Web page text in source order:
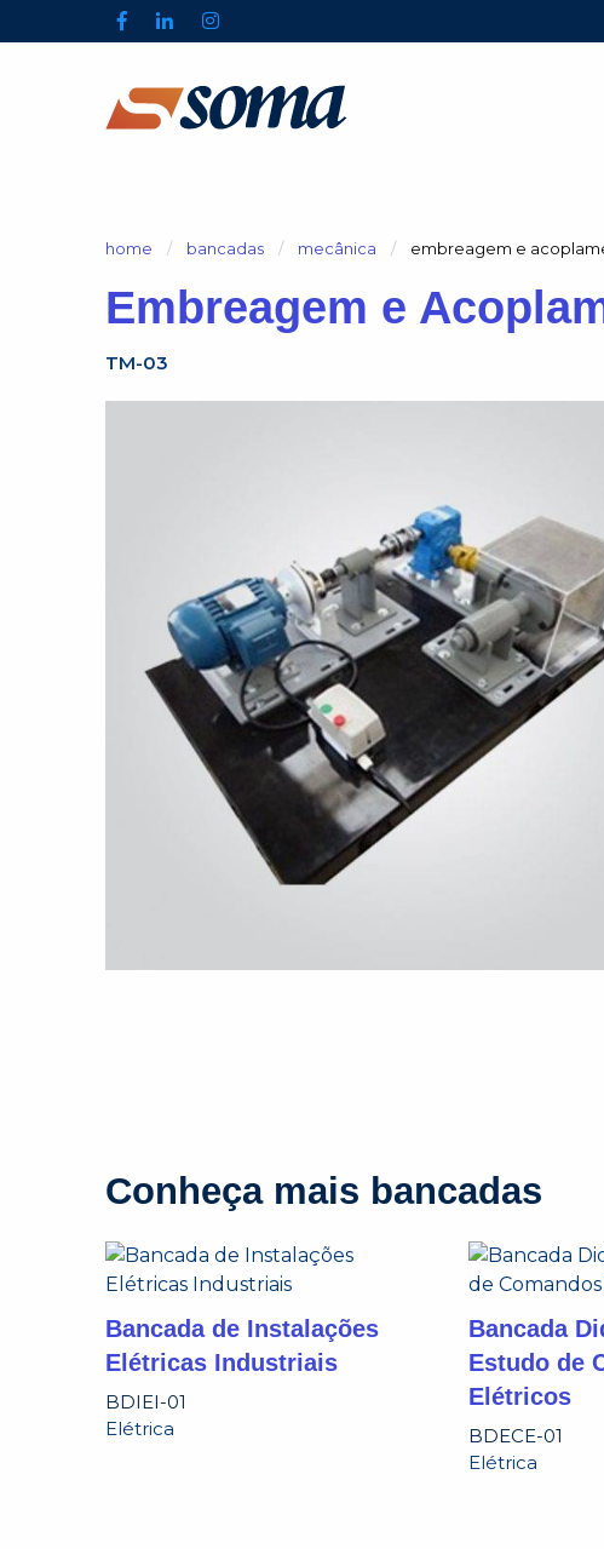
home bancadas mecânica atual:
embreagem e
Embreagem e
TM-03
Conheça mais bancadas
Bancada de Instalações
Elétricas Industriais
BDIEI-01
Elétrica
Bancada
Estudo de
Elétricos
BDECE-01
Elétrica